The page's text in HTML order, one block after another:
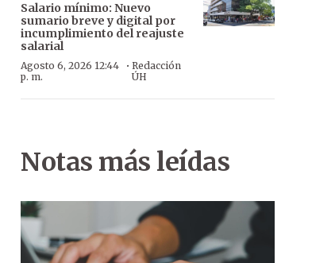
Salario mínimo: Nuevo
sumario breve y digital por
incumplimiento del reajuste
salarial
Agosto 6, 2026 12:44
p. m.
· Redacción
ÚH
Notas más leídas